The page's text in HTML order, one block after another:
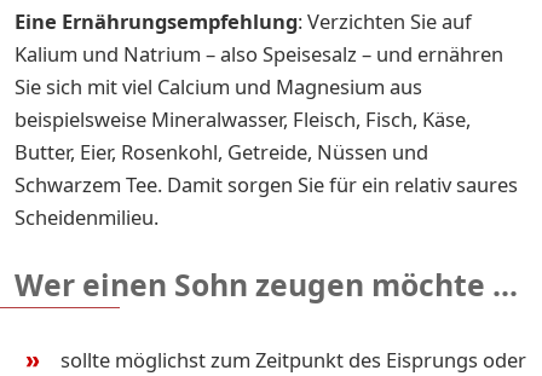
Eine Ernährungsempfehlung: Verzichten Sie auf
Kalium und Natrium – also Speisesalz – und ernähren
Sie sich mit viel Calcium und Magnesium aus
beispielsweise Mineralwasser, Fleisch, Fisch, Käse,
Butter, Eier, Rosenkohl, Getreide, Nüssen und
Schwarzem Tee. Damit sorgen Sie für ein relativ saures
Scheidenmilieu.
Wer einen Sohn zeugen möchte ...
sollte möglichst zum Zeitpunkt des Eisprungs oder